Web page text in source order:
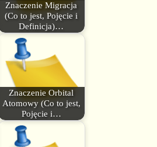
Znaczenie Migracja
(Co to jest, Pojęcie i
Definicja)…
Znaczenie Orbital
Atomowy (Co to jest,
Pojęcie i…